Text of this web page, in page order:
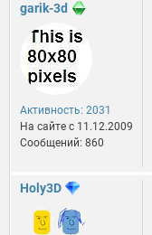
garik-3d
Активность: 2031
На сайте c 11.12.2009
Сообщений: 860
Holy3D